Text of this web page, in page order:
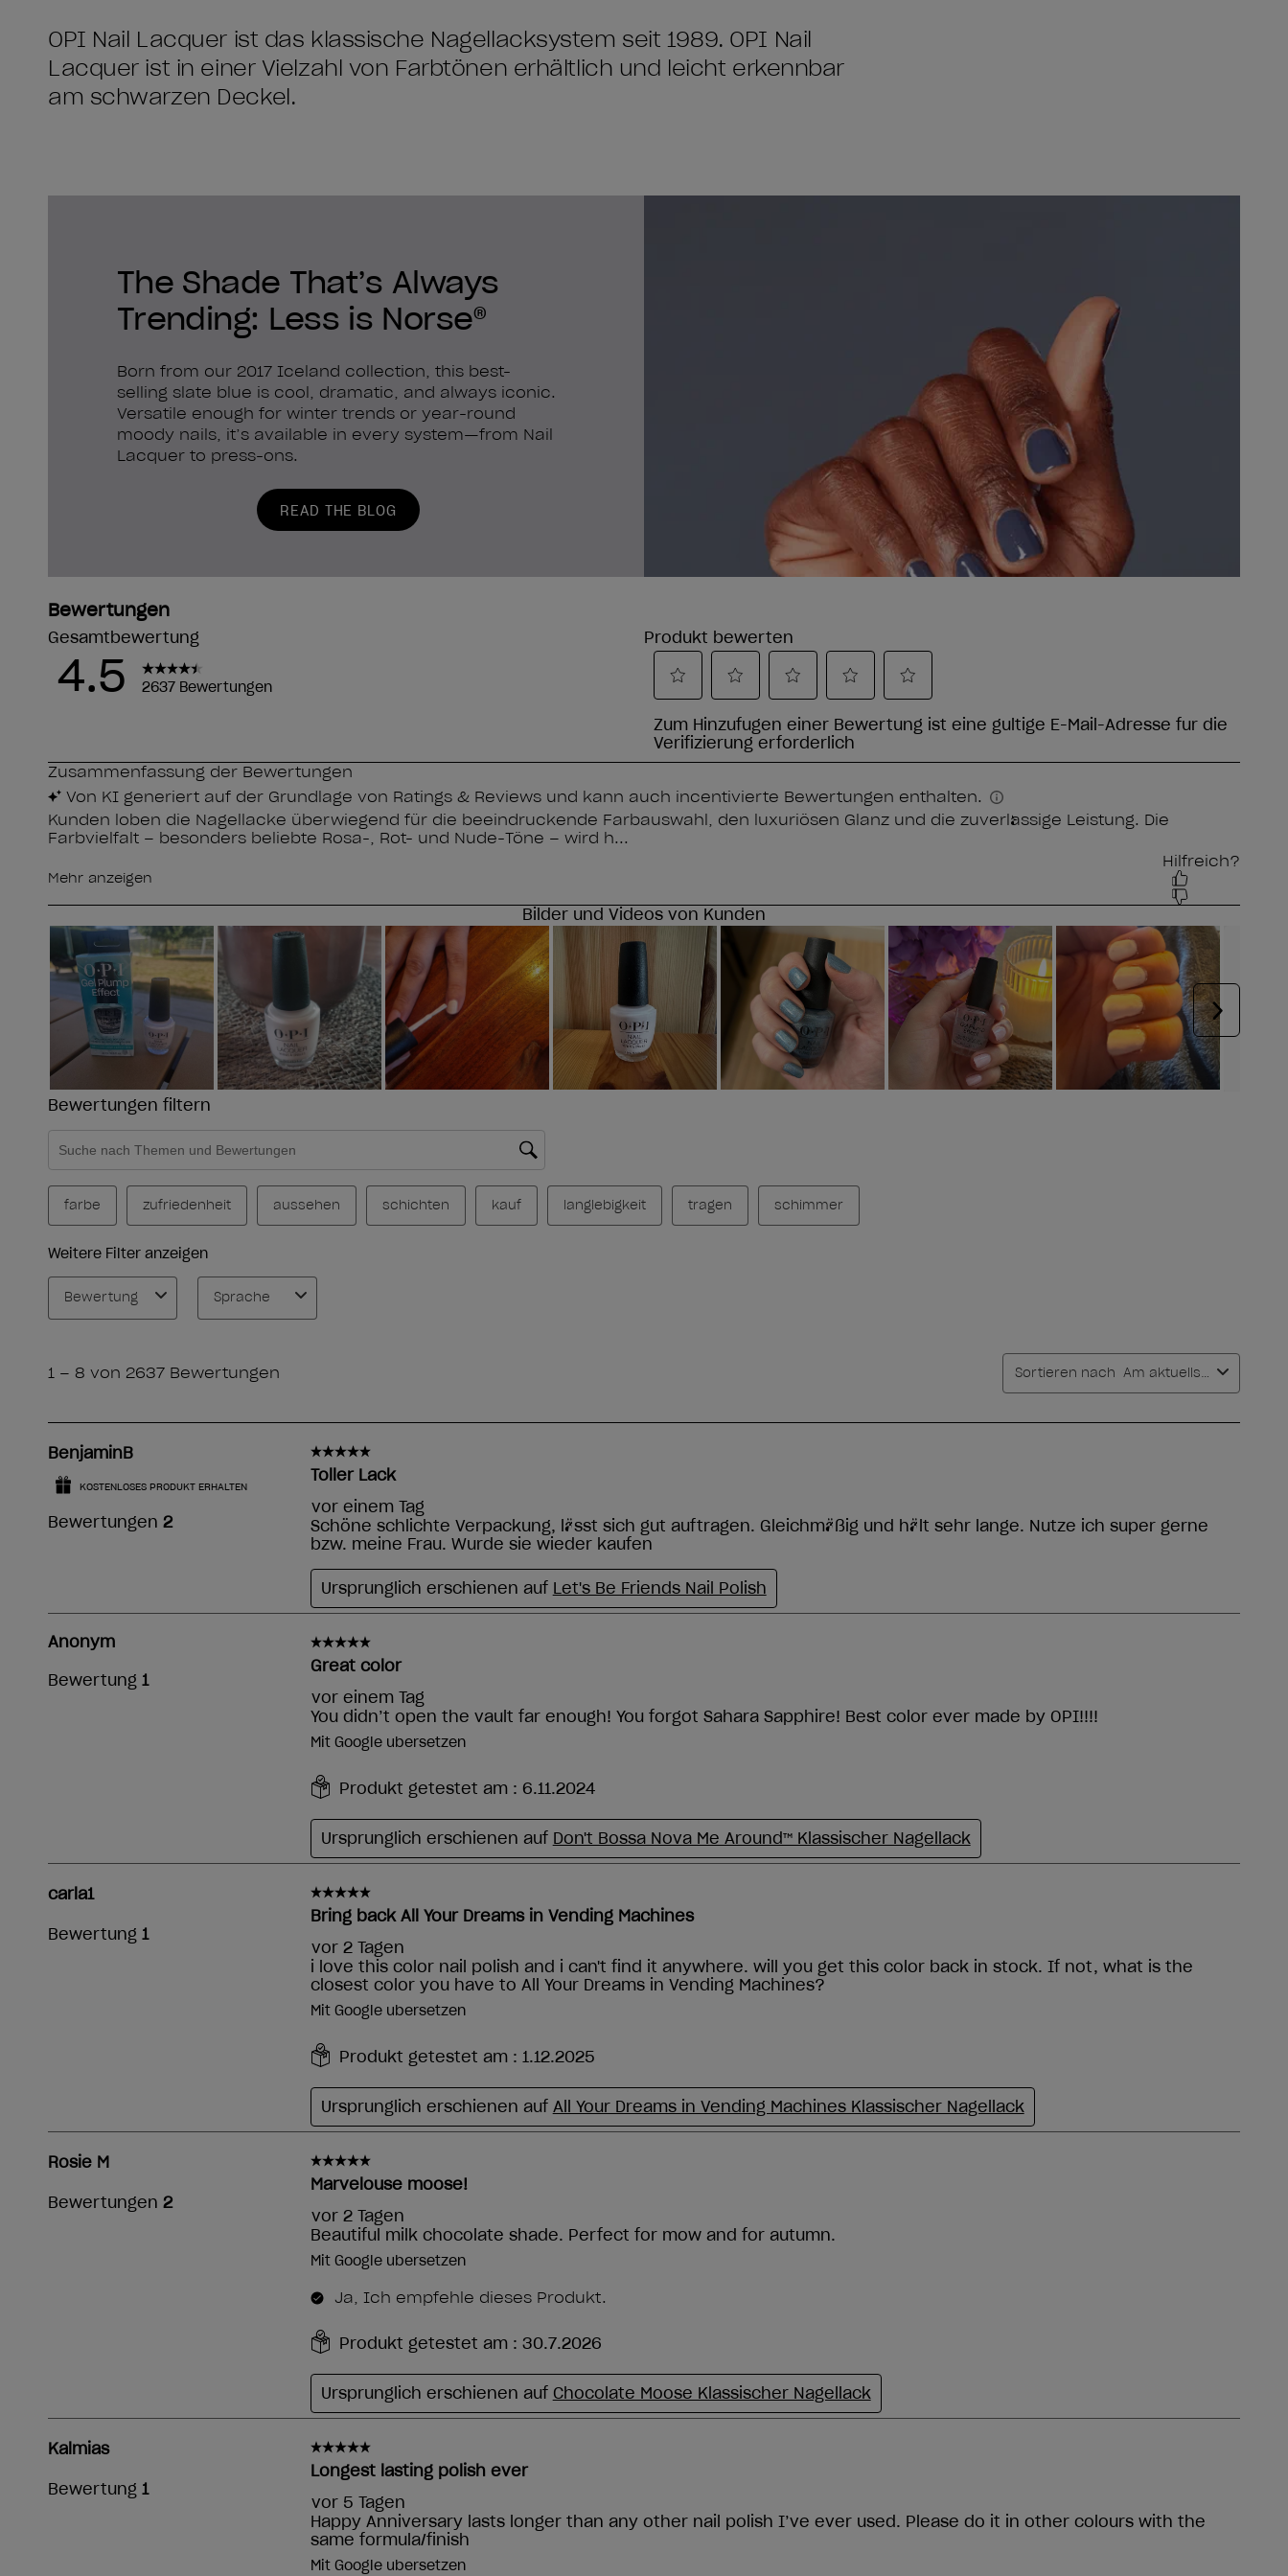
OPI Nail Lacquer ist das klassische Nagellacksystem seit 1989. OPI Nail
Lacquer ist in einer Vielzahl von Farbtönen erhältlich und leicht erkennbar
am schwarzen Deckel.
The Shade That’s Always
Trending: Less is Norse®
Born from our 2017 Iceland collection, this best-
selling slate blue is cool, dramatic, and always iconic.
Versatile enough for winter trends or year-round
moody nails, it’s available in every system—from Nail
Lacquer to press-ons.
READ THE BLOG